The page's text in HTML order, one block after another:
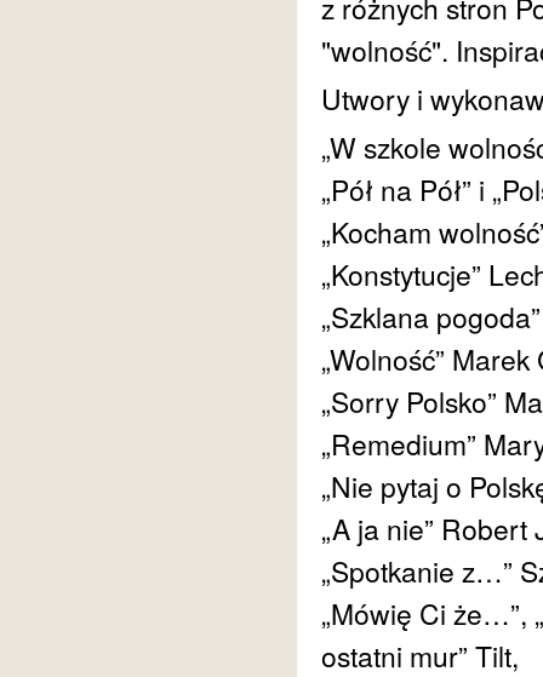
"wolność".
Utwory i
„W szkole
„Pół na Pół” i
„Kocham
„Konstytucje”
„Szklana
„Wolność”
„Sorry Polsko”
„Remedium”
„Nie pytaj o
„A ja nie”
„Spotkanie z…”
„Mówię Ci że…”,
ostatni mur” Tilt,